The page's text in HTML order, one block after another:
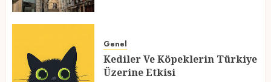
Genel
Kediler Ve Köpeklerin Türkiye
Üzerine Etkisi